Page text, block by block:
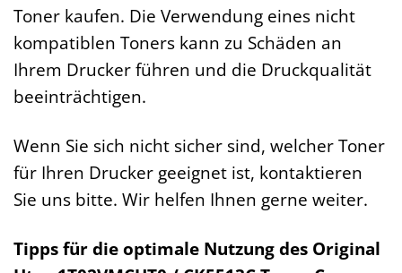
Toner kaufen. Die Verwendung eines nicht
kompatiblen Toners kann zu Schäden an
Ihrem Drucker führen und die Druckqualität
beeinträchtigen.
Wenn Sie sich nicht sicher sind, welcher Toner
für Ihren Drucker geeignet ist, kontaktieren
Sie uns bitte. Wir helfen Ihnen gerne weiter.
Tipps für die optimale Nutzung des Original